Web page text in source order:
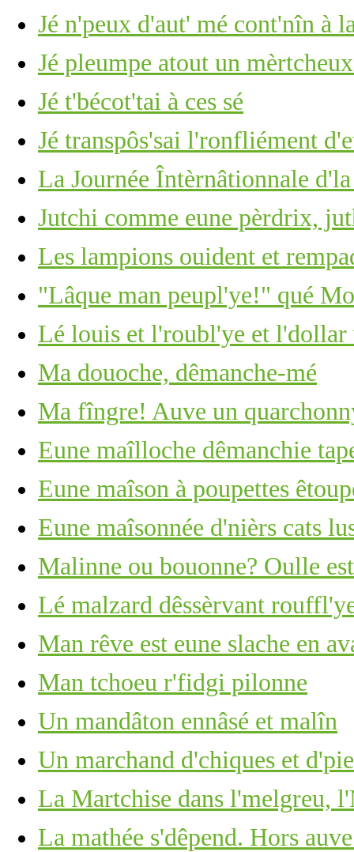
Jé n'peux d'aut' mé cont'nîn à
Jé pleumpe atout un
Jé t'bécot'tai à ces sé
Jé transpôs'sai l'ronfliément
La Journée Întèrnâtionnale
Jutchi comme eune pèrdrix,
Les lampions ouident et
"Lâque man peupl'ye!" qué
Lé louis et l'roubl'ye et l'dollar
Ma douoche, dêmanche-mé
Ma fîngre! Auve un
Eune maîlloche dêmanchie
Eune maîson à poupettes
Eune maîsonnée d'nièrs cats
Malinne ou bouonne? Oulle
Lé malzard dêssèrvant
Man rêve est eune slache en
Man tchoeu r'fidgi pilonne
Un mandâton ennâsé et malîn
Un marchand d'chiques et
La Martchise dans l'melgreu,
La mathée s'dêpend. Hors